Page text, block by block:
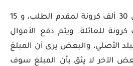
مبلغ الدعم المالي يكون 30 ألف كرونة لمقدم الطلب، و 15
و 75 ألف كرونة للعائلة. ويتم دفع الأموال
الأصلي، والبعض يرى أن المبلغ
الآخر لا يثق بأن المبلغ سوف